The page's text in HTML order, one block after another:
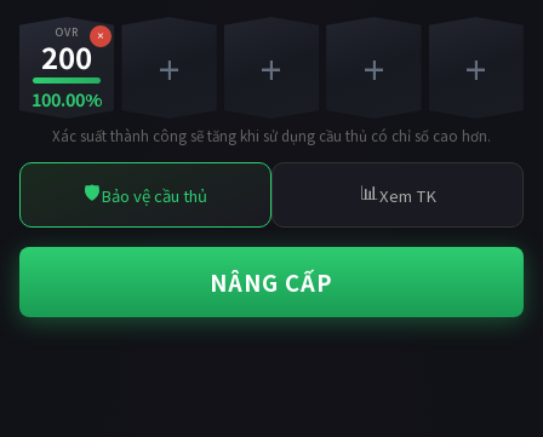
OVR
200
100.00%
×
+ + + +
Xác suất thành công sẽ tăng khi sử dụng cầu thủ có chỉ số cao hơn.
🛡️Bảo vệ cầu thủ 📊Xem TK
NÂNG CẤP